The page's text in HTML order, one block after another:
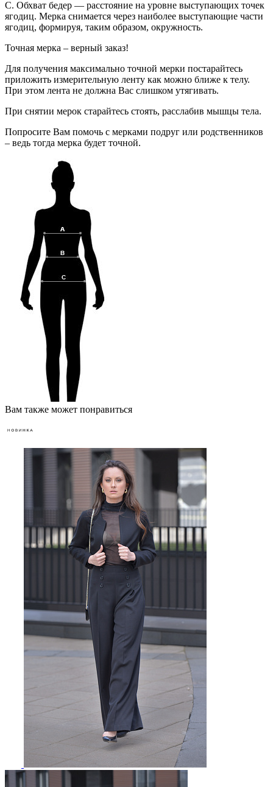
C. Обхват бедер — расстояние на уровне выступающих точек
ягодиц. Мерка снимается через наиболее выступающие части
ягодиц, формируя, таким образом, окружность.
Точная мерка – верный заказ!
Для получения максимально точной мерки постарайтесь
приложить измерительную ленту как можно ближе к телу.
При этом лента не должна Вас слишком утягивать.
При снятии мерок старайтесь стоять, расслабив мышцы тела.
Попросите Вам помочь с мерками подруг или родственников
– ведь тогда мерка будет точной.
Вам также может понравиться